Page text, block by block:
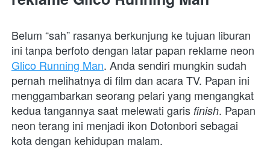
Belum “sah” rasanya berkunjung ke tujuan liburan
Glico Running Man. Anda sendiri mungkin sudah
pernah melihatnya di film dan acara TV. Papan ini
menggambarkan seorang pelari yang mengangkat
kedua tangannya saat melewati garis finish. Papan
neon terang ini menjadi ikon Dotonbori sebagai
kota dengan kehidupan malam.